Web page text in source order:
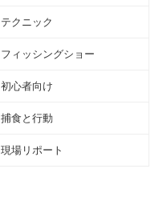
テクニック
フィッシングショー
初心者向け
捕食と行動
現場リポート